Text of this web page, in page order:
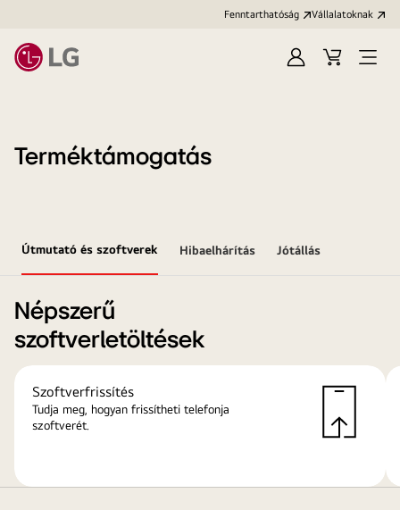
Fenntarthatóság Vállalatoknak
Bejelentkezés
KosárMenü
Terméktámogatás
Útmutató és szoftverek Hibaelhárítás Jótállás
Népszerű
szoftverletöltések
Szoftverfrissítés
Tudja meg, hogyan frissítheti telefonja
szoftverét.